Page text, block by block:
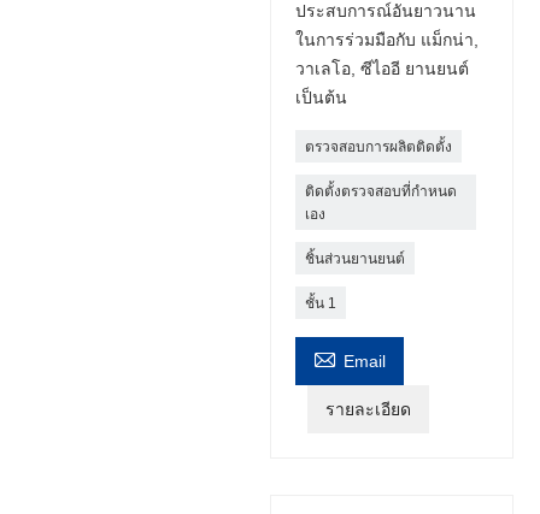
ประสบการณ์อันยาวนาน
ในการร่วมมือกับ แม็กน่า,
วาเลโอ, ซีไออี ยานยนต์
เป็นต้น
ตรวจสอบการผลิตติดตั้ง
ติดตั้งตรวจสอบที่กำหนด
เอง
ชิ้นส่วนยานยนต์
ชั้น 1
 Email
รายละเอียด